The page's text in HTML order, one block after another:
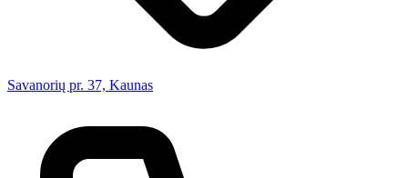
Savanorių pr. 37, Kaunas